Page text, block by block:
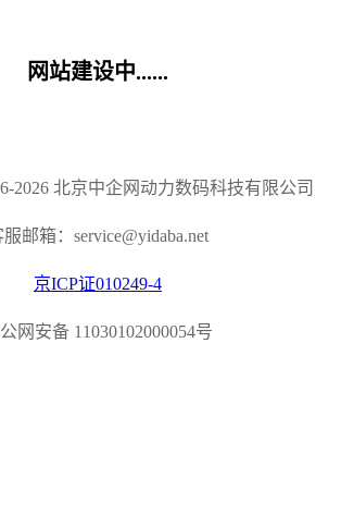
网站建设中......
2026 北京中企网动力数码科技有限公司
服邮箱：service@yidaba.net
京ICP证010249-4
网安备 11030102000054号